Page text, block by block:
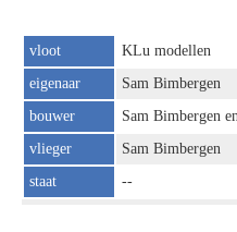
vloot
KLu modellen
eigenaar
Sam Bimbergen
bouwer
Sam Bimbergen
vlieger
Sam Bimbergen
staat
--